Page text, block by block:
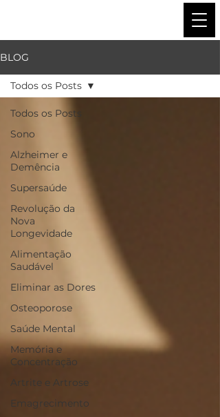
BLOG
Todos os Posts
Sono
Alzheimer e
Demência
Supersaúde
Revolução da
Nova
Longevidade
Alimentação
Saudável
Eliminar as Dores
Osteoporose
Saúde Mental
Memória e
Concentração
Artrite e Artrose
Emagrecimento
Todos os Posts